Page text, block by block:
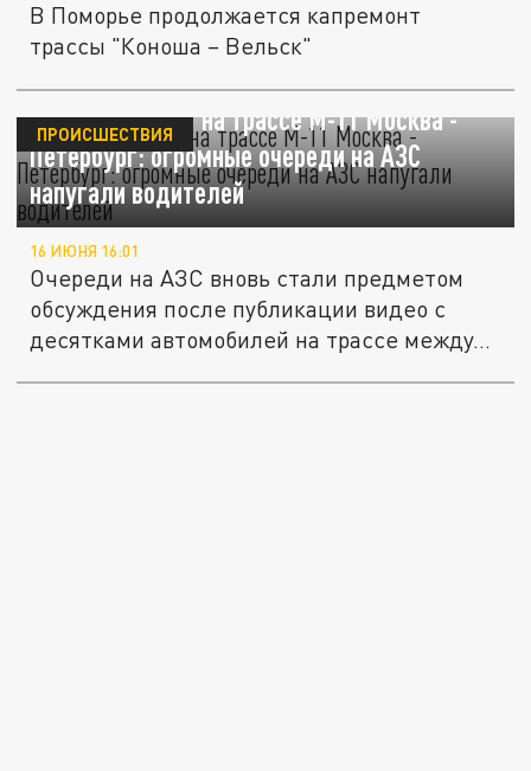
В Поморье продолжается капремонт
трассы "Коноша – Вельск"
Что происходит на трассе М-11 Москва -
Петербург: огромные очереди на АЗС
напугали водителей
ПРОИСШЕСТВИЯ
16 ИЮНЯ 16:01
Очереди на АЗС вновь стали предметом
обсуждения после публикации видео с
десятками автомобилей на трассе между...